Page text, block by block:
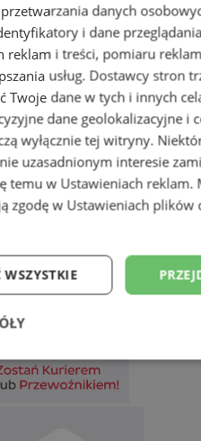
nad Bałtykiem w
Morze
danych
i dane
reklam i treści, pomiaru
usług. Dostawcy stron
Twoje dane w tych i innych
dane geolokalizacyjne i
wyłącznie tej witryny.
uzasadnionym interesie
temu w Ustawieniach reklam.
zgodę w Ustawieniach plików
WSZYSTKIE
Wydajność